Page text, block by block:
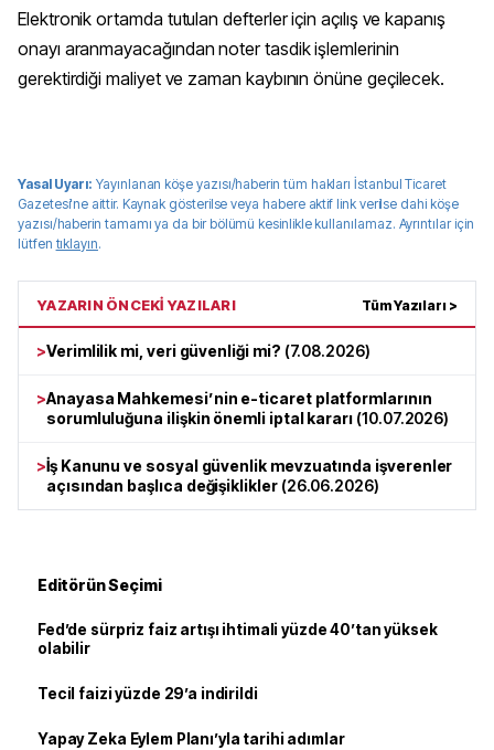
Elektronik ortamda tutulan defterler için açılış ve kapanış
onayı aranmayacağından noter tasdik işlemlerinin
gerektirdiği maliyet ve zaman kaybının önüne geçilecek.
Yasal Uyarı: Yayınlanan köşe yazısı/haberin tüm haklarıİstanbul Ticaret
Gazetesi'ne aittir. Kaynak gösterilse veya habere aktif link verilse dahi köşe
yazısı/haberin tamamı ya da bir bölümü kesinlikle kullanılamaz. Ayrıntılar için
lütfen tıklayın.
YAZARIN ÖNCEKİ YAZILARI Tüm Yazıları >
>Verimlilik mi, veri güvenliği mi? (7.08.2026)
>Anayasa Mahkemesi’nin e-ticaret platformlarının
sorumluluğuna ilişkin önemli iptal kararı (10.07.2026)
>İş Kanunu ve sosyal güvenlik mevzuatında işverenler
açısından başlıca değişiklikler(26.06.2026)
Editörün Seçimi
Fed’de sürpriz faiz artışı ihtimali yüzde 40’tan yüksek
olabilir
Tecil faizi yüzde 29’a indirildi
Yapay Zeka Eylem Planı’yla tarihi adımlar